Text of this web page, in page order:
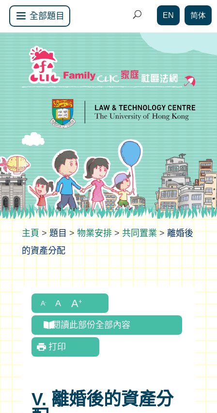
全部題目 EN 简体
>題目>物業安排>共同置業>離婚後
的資產分配
閱讀此部份全部內容
打印
V. 離婚後的資產分